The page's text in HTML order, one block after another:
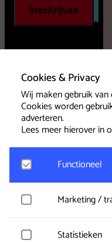
Cookies & Privacy
Wij maken gebruik van
Cookies worden
adverteren.
Lees meer hierover in
Functioneel
Google Analytics
wordt gemeten en
anoniem verzameld.
Marketing /
Vimeo Statistieken
Inschrijven
Volg
ons op
onze
sociale